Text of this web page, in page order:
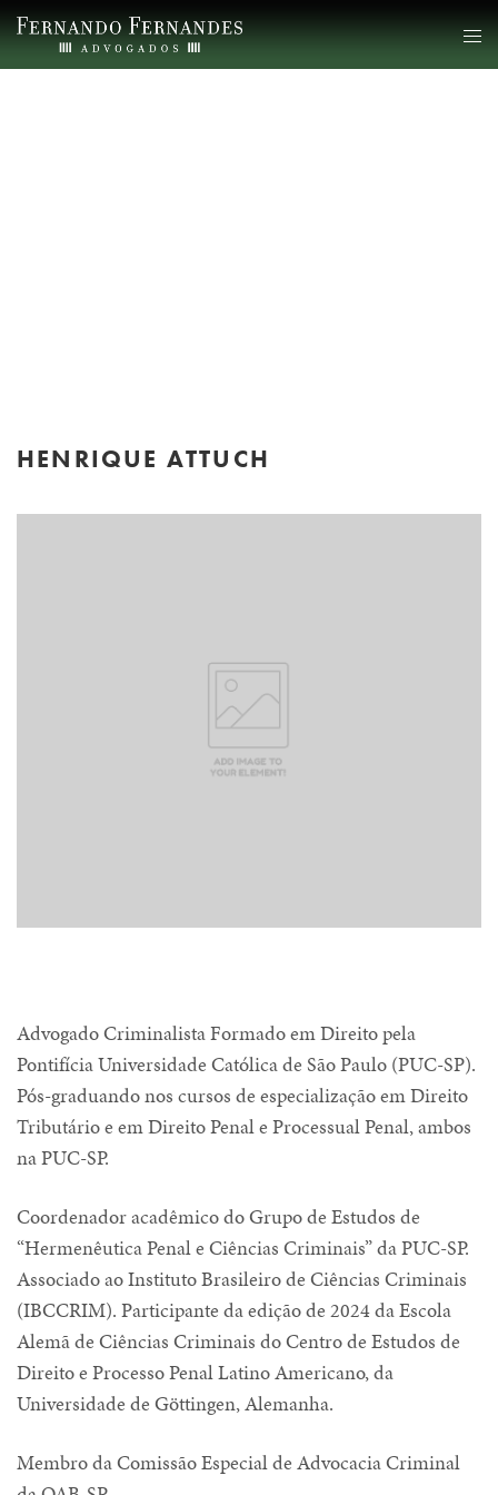
HENRIQUE ATTUCH
Advogado Criminalista Formado em Direito pela
Pontifícia Universidade Católica de São Paulo (PUC-SP).
Pós-graduando nos cursos de especialização em Direito
Tributário e em Direito Penal e Processual Penal, ambos
na PUC-SP.
Coordenador acadêmico do Grupo de Estudos de
“Hermenêutica Penal e Ciências Criminais” da PUC-SP.
Associado ao Instituto Brasileiro de Ciências Criminais
(IBCCRIM). Participante da edição de 2024 da Escola
Alemã de Ciências Criminais do Centro de Estudos de
Direito e Processo Penal Latino Americano, da
Universidade de Göttingen, Alemanha.
Membro da Comissão Especial de Advocacia Criminal